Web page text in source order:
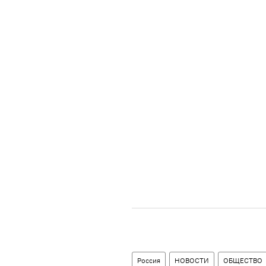
Россия НОВОСТИ ОБЩЕСТВО